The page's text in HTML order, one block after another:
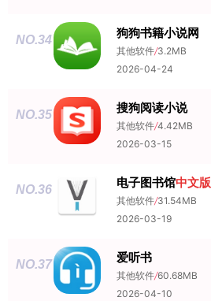
NO.34 狗狗书籍小说网
其他软件/3.2MB
2026-04-24
NO.35 搜狗阅读小说
其他软件/4.42MB
2026-03-15
NO.36 电子图书馆中文版
其他软件/31.54MB
2026-03-19
NO.37 爱听书
其他软件/60.68MB
2026-04-10